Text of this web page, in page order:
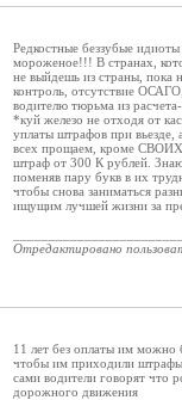
Редкостные беззубые
мороженое!!! В странах,
не выйдешь из страны, пока
контроль, отсутствие
водителю тюрьма из
*куй железо не отходя от
уплаты штрафов при вьезде,
всех прощаем, кроме СВОИХ.
штраф от 300 К рублей. Знаю
поменяв пару букв в их
чтобы снова заниматься
ищущим лучшей жизни за
Отредактировано
11 лет без оплаты им можно
чтобы им приходили
сами водители говорят что
дорожного движения